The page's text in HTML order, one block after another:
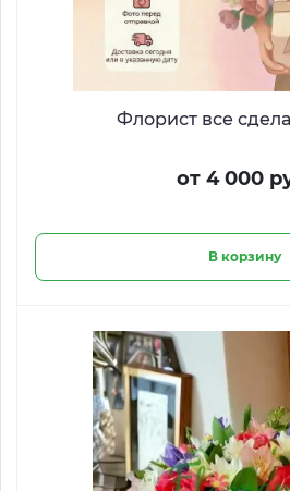
Флорист все
от 4 000
В корзину